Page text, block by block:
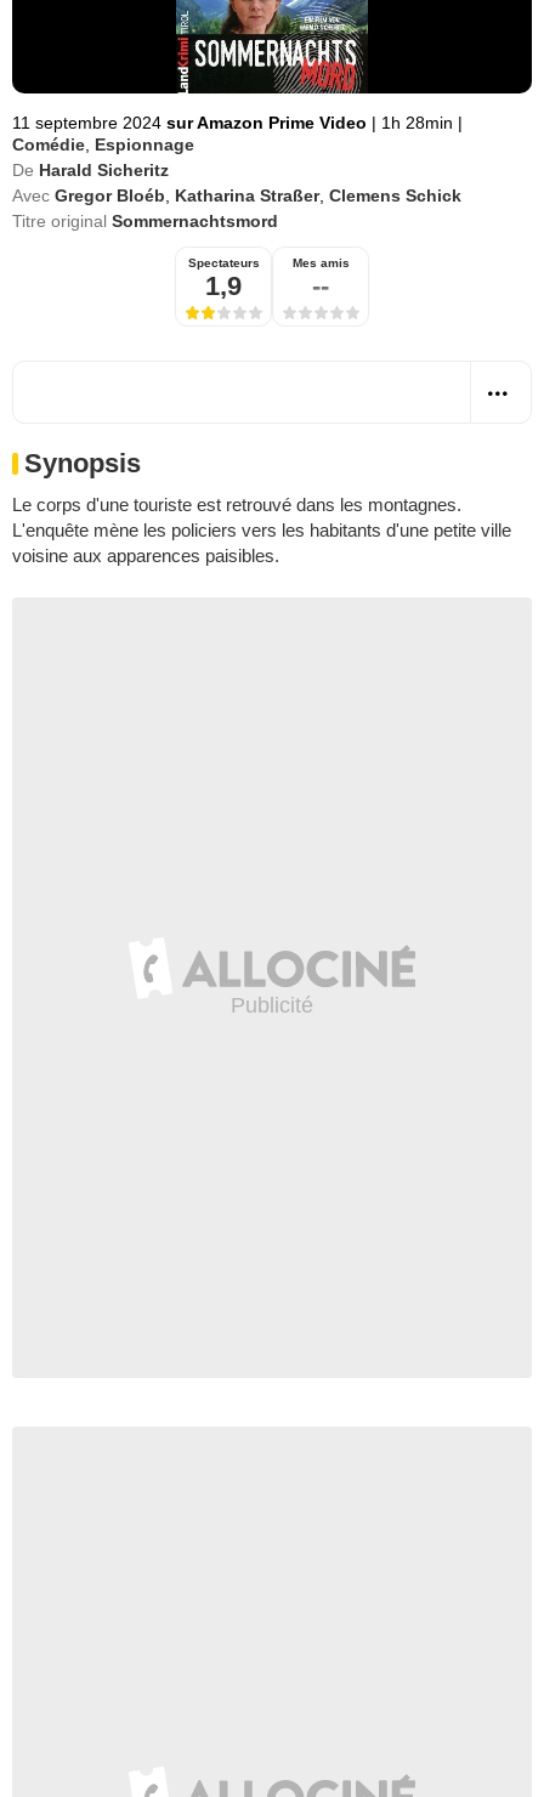
11 septembre 2024 sur Amazon Prime Video | 1h 28min |
Comédie Espionnage
De Harald Sicheritz
Avec Gregor Bloéb Katharina Straßer, Clemens Schick
Titre original Sommernachtsmord
Spectateurs
1,9
Mes amis
--
Synopsis
Le corps d'une touriste est retrouvé dans les montagnes.
L'enquête mène les policiers vers les habitants d'une petite ville
voisine aux apparences paisibles.